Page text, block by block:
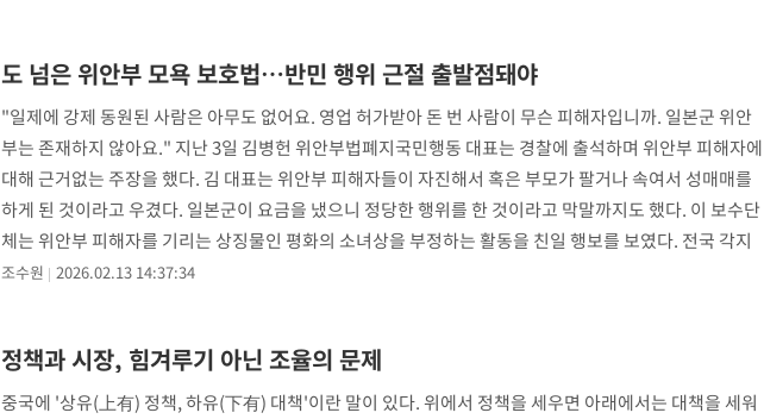
도 넘은 위안부 모욕 보호법…반민 행위 근절 출발점돼야
"일제에 강제 동원된 사람은 아무도 없어요. 영업 허가받아 돈 번 사람이 무슨 피해자입니까. 일본군 위안
부는 존재하지 않아요." 지난 3일 김병헌 위안부법폐지국민행동 대표는 경찰에 출석하며 위안부 피해자에
대해 근거없는 주장을 했다. 김 대표는 위안부 피해자들이 자진해서 혹은 부모가 팔거나 속여서 성매매를
하게 된 것이라고 우겼다. 일본군이 요금을 냈으니 정당한 행위를 한 것이라고 막말까지도 했다. 이 보수단
체는 위안부 피해자를 기리는 상징물인 평화의 소녀상을 부정하는 활동을 친일 행보를 보였다. 전국 각지
에 마련된
조수원 2026.02.13 14:37:34
정책과 시장, 힘겨루기 아닌 조율의 문제
중국에 '상유(上有) 정책, 하유(下有) 대책'이란 말이 있다. 위에서 정책을 세우면 아래에서는 대책을 세워